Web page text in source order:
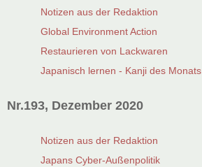
Notizen aus der Redaktion
Global Environment Action
Restaurieren von Lackwaren
Japanisch lernen - Kanji des Monats
Nr.193, Dezember 2020
Notizen aus der Redaktion
Japans Cyber-Außenpolitik